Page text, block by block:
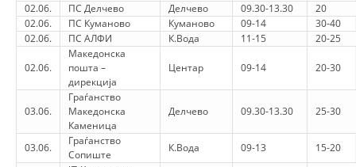
HISTORY OF THE RCRM
ORGANISATION STRUCTURE
MEMBERSHIP IN PROFESSIONAL STRUCTURES
02.06.
ПС Делчево Делчево 09.30-13.30
20
02.06.
ПС Куманово Куманово 09-14
30-40
02.06.
ПС АЛФИ К.Вода 11-15 20-25
02.06.
Македонска
пошта –
дирекција
Центар 09-14 20-30
03.06.
Граѓанство
Македонска
Каменица
Делчево 09.30-13.30 25-30
03.06.
Граѓанство
Сопиште
К.Вода 09-13 15-20